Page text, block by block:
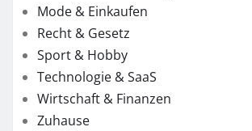
Mode & Einkaufen
Recht & Gesetz
Sport & Hobby
Technologie & SaaS
Wirtschaft & Finanzen
Zuhause